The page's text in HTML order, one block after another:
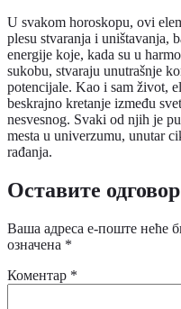
U svakom horoskopu, ovi
plesu stvaranja i uništavanja,
energije koje, kada su u
sukobu, stvaraju unutrašnje
potencijale. Kao i sam život,
beskrajno kretanje između
nesvesnog. Svaki od njih je
mesta u univerzumu, unutar
rađanja.
Оставите одговор
Ваша адреса е-поште неће
означена *
Коментар *